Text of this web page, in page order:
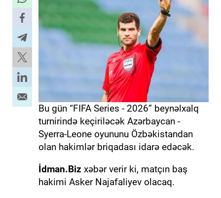
Bu gün “FIFA Series - 2026” beynəlxalq
turnirində keçiriləcək Azərbaycan -
Syerra-Leone oyununu Özbəkistandan
olan hakimlər briqadası idarə edəcək.
İdman.Biz xəbər verir ki, matçın baş
hakimi Asker Najafaliyev olacaq.